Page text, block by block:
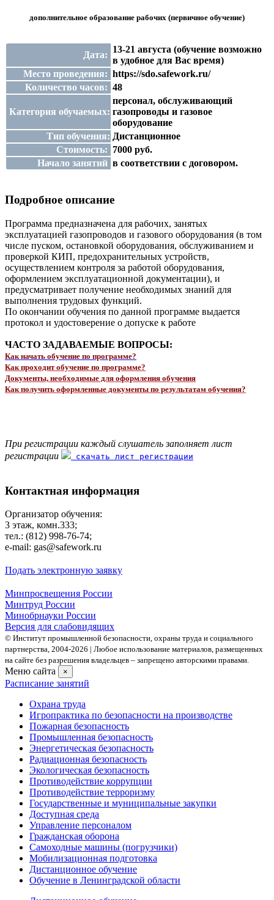
дополнительное образование рабочих (первичное обучение)
Дата:
13-21 августа (обучение возможно
в удобное для Вас время)
Место проведения: https://sdo.safework.ru/
Количество часов: 48
Категория обучаемых:
персонал, обслуживающий
газопроводы и газовое
оборудование
Тип обучения: Дистанционное
Стоимость: 7000 руб.
Начало занятий в соответствии с договором.
Подробное описание
Программа предназначена для рабочих, занятых
эксплуатацией газопроводов и газового оборудования (в том
числе пуском, остановкой оборудования, обслуживанием и
проверкой КИП, предохранительных устройств,
осуществлением контроля за работой оборудования,
оформлением эксплуатационной документации), и
предусматривает получение необходимых знаний для
выполнения трудовых функций.
По окончании обучения по данной программе выдается
протокол и удостоверение о допуске к работе
ЧАСТО ЗАДАВАЕМЫЕ ВОПРОСЫ:
Как начать обучение по программе?
Как проходит обучение по программе?
Документы, необходимые для оформления обучения
Как получить оформленные документы по результатам обучения?
При регистрации каждый слушатель заполняет лист
регистрации
скачать лист регистрации
Контактная информация
Организатор обучения:
3 этаж, комн.333;
тел.: (812) 998-76-74;
e-mail: gas@safework.ru
Подать электронную заявку
Минпросвещения России
Минтруд России
Минобрнауки России
Версия для слабовидящих
© Институт промышленной безопасности, охраны труда и социального
партнерства, 2004- 2026 | Любое использование материалов, размещенных
на сайте без разрешения владельцев – запрещено авторскими правами.
Меню сайта ×
Расписание занятий
Охрана труда
Игропрактика по безопасности на производстве
Пожарная безопасность
Промышленная безопасность
Энергетическая безопасность
Радиационная безопасность
Экологическая безопасность
Противодействие коррупции
Противодействие терроризму
Государственные и муниципальные закупки
Доступная среда
Управление персоналом
Гражданская оборона
Самоходные машины (погрузчики)
Мобилизационная подготовка
Дистанционное обучение
Обучение в Ленинградской области